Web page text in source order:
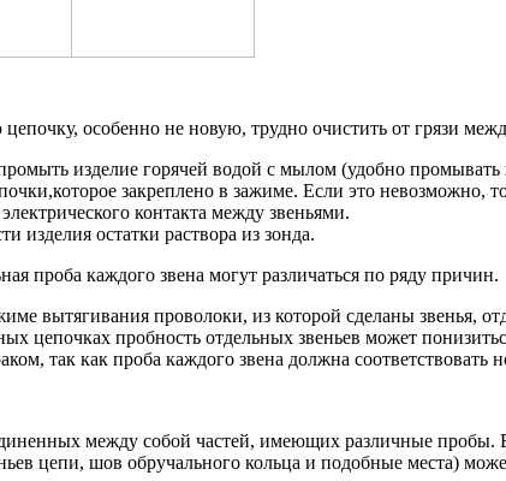
особенно не новую, трудно очистить от грязи
изделие горячей водой с мылом (удобно
закреплено в зажиме. Если это невозможно,
контакта между звеньями.
изделия остатки раствора из зонда.
проба каждого звена могут различаться по ряду причин.
вытягивания проволоки, из которой сделаны звенья,
цепочках пробность отдельных звеньев может
так как проба каждого звена должна соответствовать
между собой частей, имеющих различные
цепи, шов обручального кольца и подобные места)